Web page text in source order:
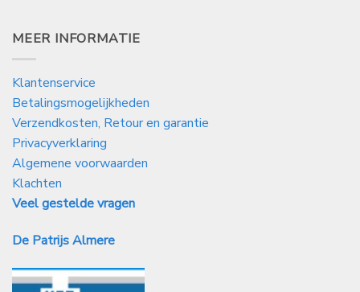
MEER INFORMATIE
Klantenservice
Betalingsmogelijkheden
Verzendkosten, Retour en garantie
Privacyverklaring
Algemene voorwaarden
Klachten
Veel gestelde vragen
De Patrijs Almere